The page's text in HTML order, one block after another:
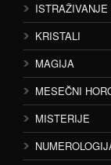
ISTRAŽIVANJE
KRISTALI
MAGIJA
MESEČNI
MISTERIJE